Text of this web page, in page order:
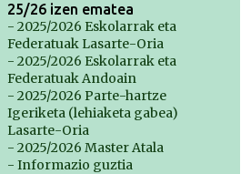
25/26 izen ematea
- 2025/2026 Eskolarrak eta
Federatuak Lasarte-Oria
- 2025/2026 Eskolarrak eta
Federatuak Andoain
- 2025/2026 Parte-hartze
Igeriketa (lehiaketa gabea)
Lasarte-Oria
- 2025/2026 Master Atala
- Informazio guztia